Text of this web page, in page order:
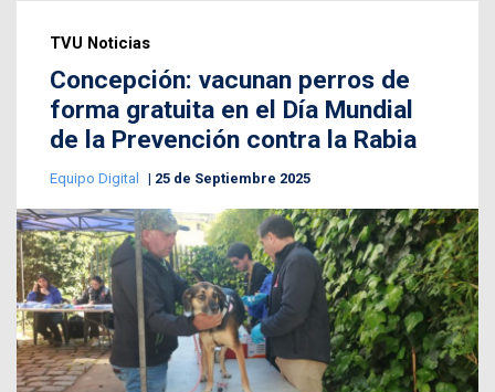
TVU Noticias
Concepción: vacunan perros de
forma gratuita en el Día Mundial
de la Prevención contra la Rabia
Equipo Digital 25 de Septiembre 2025